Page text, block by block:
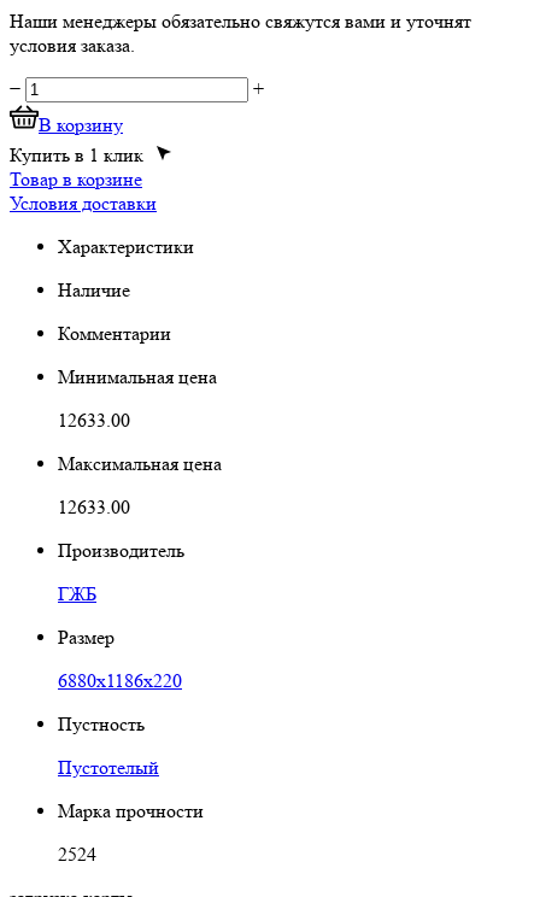
Наши менеджеры обязательно свяжутся вами и уточнят
условия заказа.
−
+
В корзину
Купить в 1 клик
Товар в корзине
Условия доставки
Характеристики
Наличие
Комментарии
Минимальная цена
12633.00
Максимальная цена
12633.00
Производитель
ГЖБ
Размер
6880х1186х220
Пустность
Пустотелый
Марка прочности
2524